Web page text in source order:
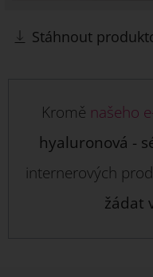
Stáhnout
Kromě našeho
hyaluronová -
internerových
žádat